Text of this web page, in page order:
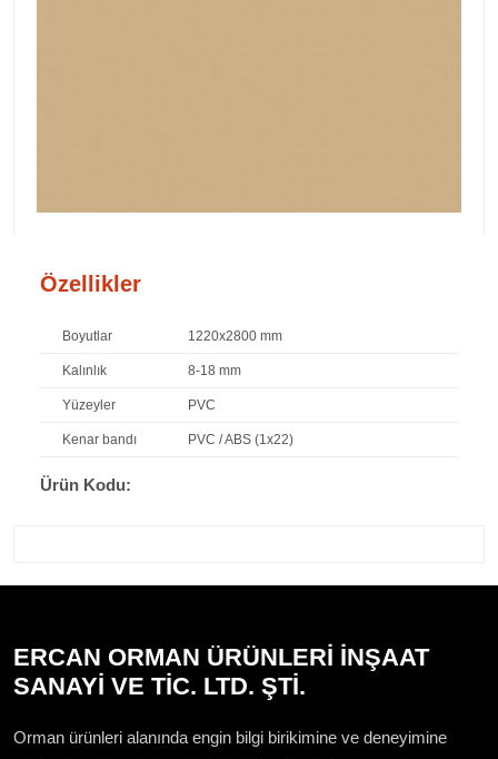
Özellikler
Boyutlar 1220x2800 mm
Kalınlık 8-18 mm
Yüzeyler PVC
Kenar bandı PVC / ABS (1x22)
Ürün Kodu:
ERCAN ORMAN ÜRÜNLERİ İNŞAAT
SANAYİ VE TİC. LTD. ŞTİ.
Orman ürünleri alanında engin bilgi birikimine ve deneyimine